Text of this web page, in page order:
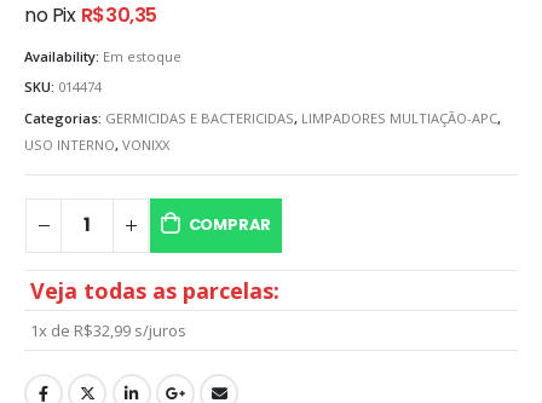
no Pix R$30,35
Availability: Em estoque
SKU: 014474
Categorias: GERMICIDAS E BACTERICIDAS, LIMPADORES MULTIAÇÃO-APC,
USO INTERNO, VONIXX
COMPRAR
Veja todas as parcelas:
1x de R$32,99 s/juros